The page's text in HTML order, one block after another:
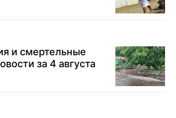
и смертельные
за 4 августа